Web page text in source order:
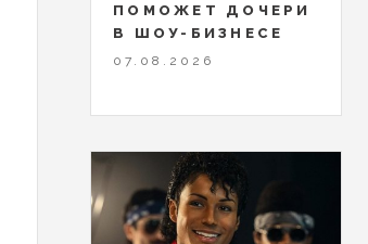
ПОМОЖЕТ ДОЧЕРИ
В ШОУ-БИЗНЕСЕ
07.08.2026